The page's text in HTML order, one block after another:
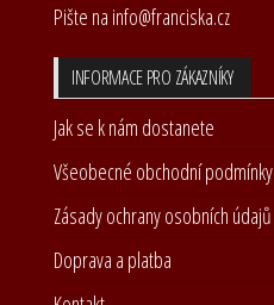
Pište na info@franciska.cz
INFORMACE PRO ZÁKAZNÍKY
Jak se k nám dostanete
Všeobecné obchodní podmínky
Zásady ochrany osobních údajů
Doprava a platba